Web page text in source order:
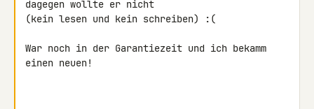
dagegen wollte er nicht
(kein lesen und kein schreiben) :(
War noch in der Garantiezeit und ich bekamm
einen neuen!